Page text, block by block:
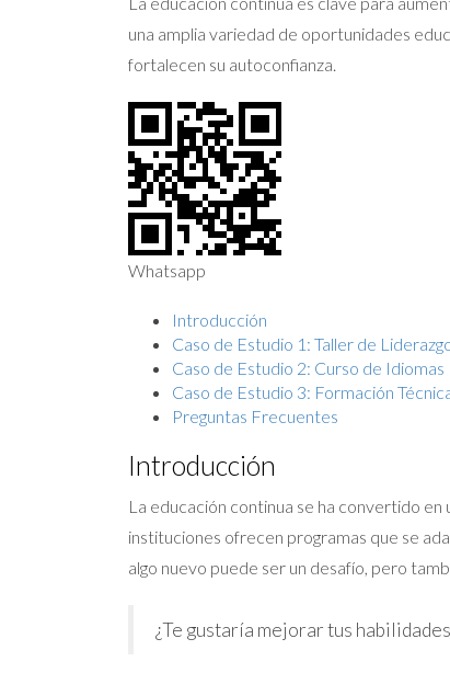
una amplia variedad de oportunidades
fortalecen su autoconfianza.
Whatsapp
Introducción
Caso de Estudio 1: Taller de
Caso de Estudio 2: Curso de Idiomas
Caso de Estudio 3: Formación
Preguntas Frecuentes
Introducción
La educación continua se ha convertido
instituciones ofrecen programas que se
algo nuevo puede ser un desafío, pero
¿Te gustaría mejorar tus